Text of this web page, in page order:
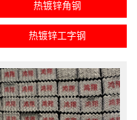
热镀锌角钢
热镀锌工字钢